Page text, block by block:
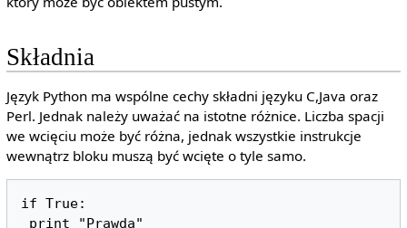
Składnia
Język Python ma wspólne cechy składni języku C,Java oraz
Perl. Jednak należy uważać na istotne różnice. Liczba spacji
we wcięciu może być różna, jednak wszystkie instrukcje
wewnątrz bloku muszą być wcięte o tyle samo.
if True: